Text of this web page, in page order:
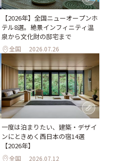
【2026年】全国ニューオープンホ
テル8選。絶景インフィニティ温
泉から文化財の邸宅まで
全国 2026.07.26
一度は泊まりたい、建築・デザイ
ンにときめく西日本の宿14選
【2026年】
全国 2026.07.12